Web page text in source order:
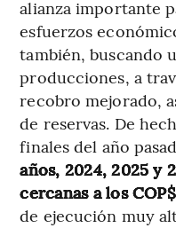
alianza importante
esfuerzos
también, buscando
producciones, a
recobro mejorado,
de reservas. De
finales del año
años, 2024, 2025 y
cercanas a los
de ejecución muy